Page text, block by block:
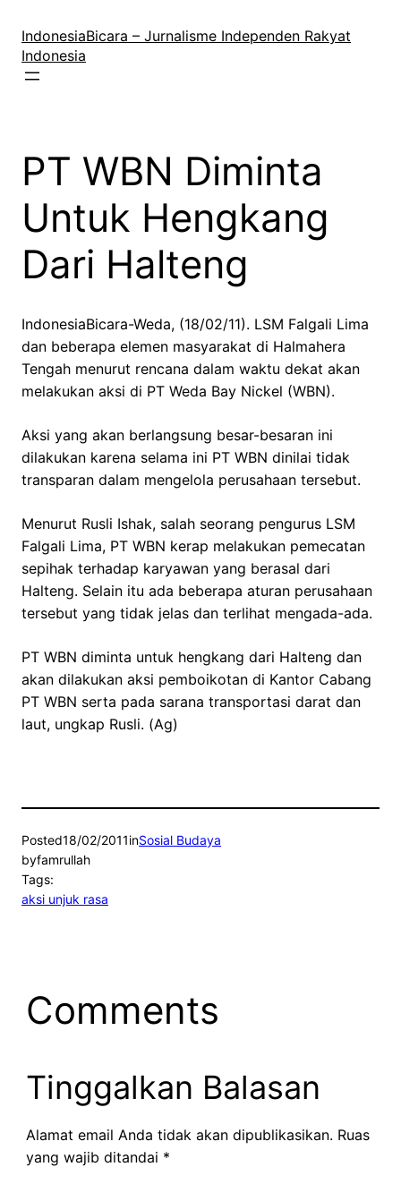
konten
IndonesiaBicara – Jurnalisme Independen Rakyat
Indonesia
PT WBN Diminta
Untuk Hengkang
Dari Halteng
IndonesiaBicara-Weda, (18/02/11). LSM Falgali Lima
dan beberapa elemen masyarakat di Halmahera
Tengah menurut rencana dalam waktu dekat akan
melakukan aksi di PT Weda Bay Nickel (WBN).
Aksi yang akan berlangsung besar-besaran ini
dilakukan karena selama ini PT WBN dinilai tidak
transparan dalam mengelola perusahaan tersebut.
Menurut Rusli Ishak, salah seorang pengurus LSM
Falgali Lima, PT WBN kerap melakukan pemecatan
sepihak terhadap karyawan yang berasal dari
Halteng. Selain itu ada beberapa aturan perusahaan
tersebut yang tidak jelas dan terlihat mengada-ada.
PT WBN diminta untuk hengkang dari Halteng dan
akan dilakukan aksi pemboikotan di Kantor Cabang
PT WBN serta pada sarana transportasi darat dan
laut, ungkap Rusli. (Ag)
Posted18/02/2011inSosial Budaya
byfamrullah
Tags:
aksi unjuk rasa
Comments
Tinggalkan Balasan
Alamat email Anda tidak akan dipublikasikan. Ruas
yang wajib ditandai *